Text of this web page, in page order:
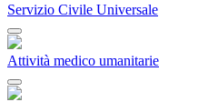
Servizio Civile Universale
Attività medico umanitarie